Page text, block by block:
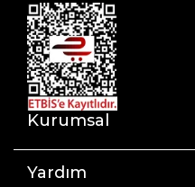
Kurumsal
Yardım